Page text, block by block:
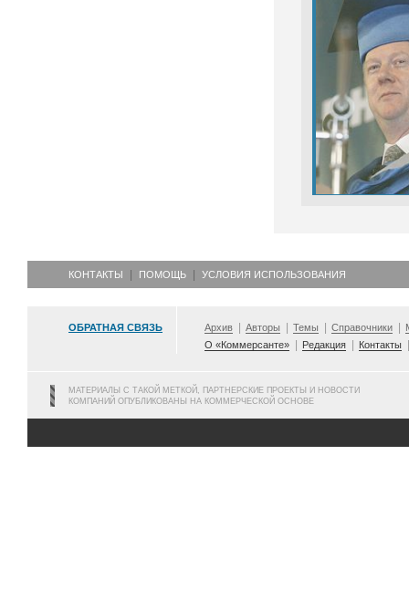
КОНТАКТЫ ПОМОЩЬ УСЛОВИЯ ИСПОЛЬЗОВАНИЯ
ОБРАТНАЯ СВЯЗЬ Архив Авторы Темы Справочники
О «Коммерсанте»
Редакция Контакты
МАТЕРИАЛЫ С ТАКОЙ МЕТКОЙ, ПАРТНЕРСКИЕ ПРОЕКТЫ И НОВОСТИ
КОМПАНИЙ ОПУБЛИКОВАНЫ НА КОММЕРЧЕСКОЙ ОСНОВЕ